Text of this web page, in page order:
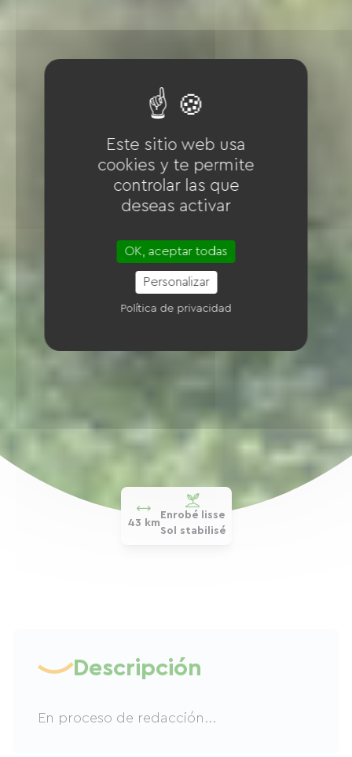
43 km
Enrobé lisse
Sol stabilisé
Descripción
En proceso de redacción...
Este sitio web usa
cookies y te permite
controlar las que
deseas activar
OK, aceptar todas
Personalizar
Política de privacidad